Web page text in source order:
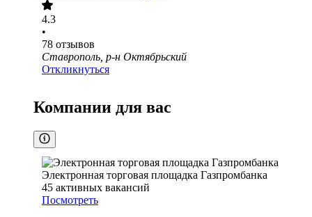
4.3
•
78 отзывов
Ставрополь, р-н Октябрьский
Откликнуться
Компании для вас
Электронная торговая площадка Газпромбанка
45 активных вакансий
Посмотреть